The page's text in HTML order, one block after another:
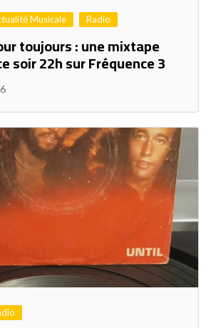
Musicale Radio
toujours : une mixtape
soir 22h sur Fréquence 3